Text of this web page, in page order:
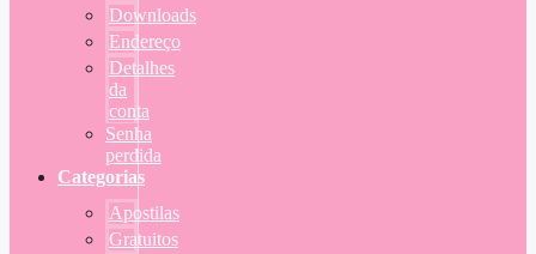
Downloads
Endereço
Detalhes
da
conta
Senha
perdida
Categorias
Apostilas
Gratuitos